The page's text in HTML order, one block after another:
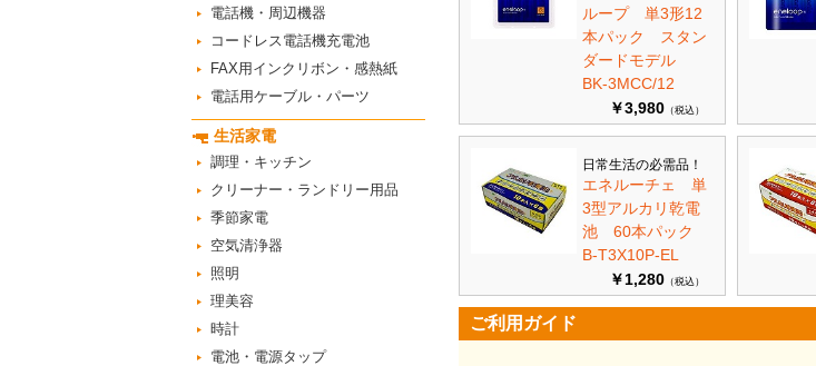
電話機・周辺機器
コードレス電話機充電池
FAX用インクリボン・感熱紙
電話用ケーブル・パーツ
生活家電
調理・キッチン
クリーナー・ランドリー用品
季節家電
空気清浄器
照明
理美容
時計
電池・電源タップ
ループ 単3形12
本パック スタン
ダードモデル
BK-3MCC/12
￥3,980 （税込）
日常生活の必需品！
エネルーチェ 単
3型アルカリ乾電
池 60本パック
B-T3X10P-EL
￥1,280 （税込）
ご利用ガイド